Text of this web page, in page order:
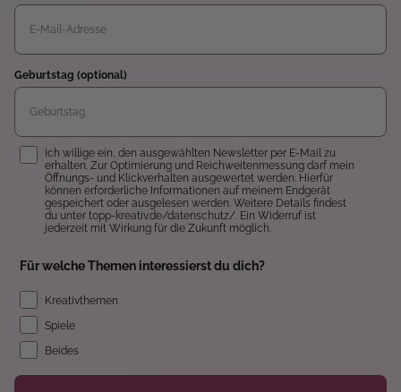
Geburtstag (optional)
Einwilligung
Ich willige ein, den ausgewählten Newsletter per E-Mail zu
erhalten. Zur Optimierung und Reichweitenmessung darf mein
Öffnungs- und Klickverhalten ausgewertet werden. Hierfür
können erforderliche Informationen auf meinem Endgerät
gespeichert oder ausgelesen werden. Weitere Details findest
du unter topp-kreativ.de/datenschutz/. Ein Widerruf ist
jederzeit mit Wirkung für die Zukunft möglich.
Für welche Themen interessierst du dich?
Kreativthemen
Spiele
Beides